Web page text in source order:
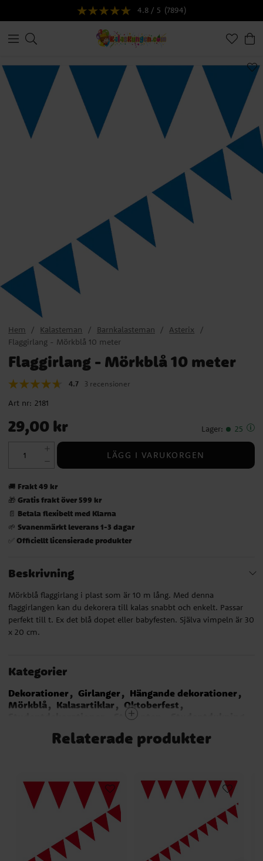
4.8 / 5 (7894)
Hem Kalasteman Barnkalasteman
Asterix
Flaggirlang - Mörkblå 10 meter
Flaggirlang - Mörkblå 10 meter
4.7 3 recensioner
Art nr: 2181
Pris: 29,00 kr
29,00 kr Lager: 25
LÄGG I VARUKORGEN
🚚 Frakt 49 kr
🎁 Gratis frakt över 599 kr
📄 Betala flexibelt med Klarna
🌱 Svanenmärkt leverans 1-3 dagar
✅ Officiellt licensierade produkter
Beskrivning
Mörkblå flaggirlang i plast som är 10 m lång. Med denna
flaggirlangen kan du dekorera till kalas snabbt och enkelt. Passar
perfekt till t. Ex det blå dopet eller babyfesten. Själva vimpeln är 30
x 20 cm.
Kategorier
Dekorationer Girlanger
Hängande dekorationer
Mörkblå
Kalasartiklar
Oktoberfest
Studenten
Traktor och Bondgård
Babblarna
Spidey And His Amazing Friends
Pyjamashjältarna
Dragon Ball
Monster Truck
Norge
Länder EID Mubarak Färgteman
Relaterade produkter